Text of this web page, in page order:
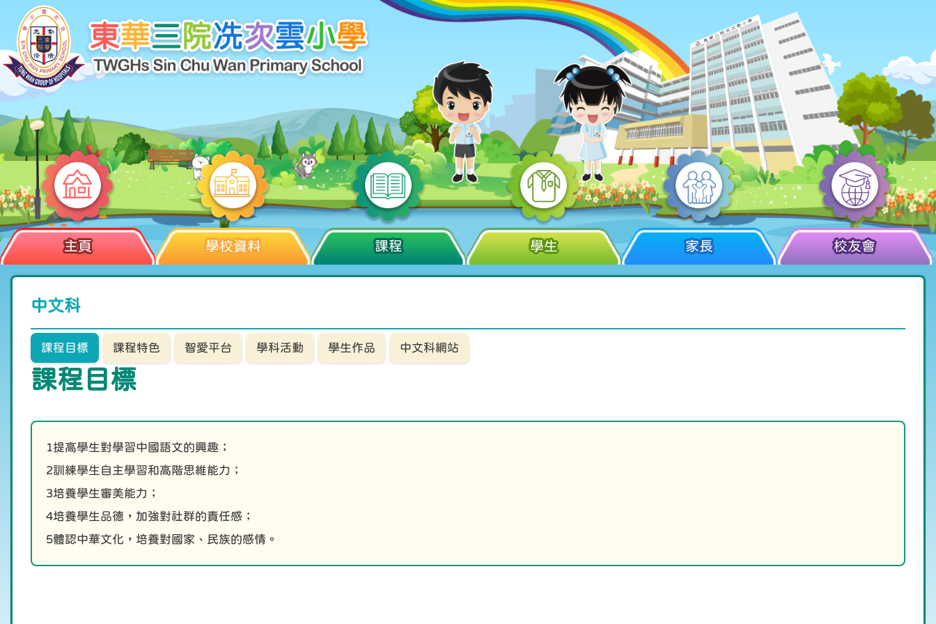
主頁 學校資料 課程 學生 家長 校友會
中文科
課程目標 課程特色 智愛平台 學科活動 學生作品 中文科網站
課程目標
1提高學生對學習中國語文的興趣；
2訓練學生自主學習和高階思維能力；
3培養學生審美能力；
4培養學生品德，加強對社群的責任感；
5體認中華文化，培養對國家、民族的感情。